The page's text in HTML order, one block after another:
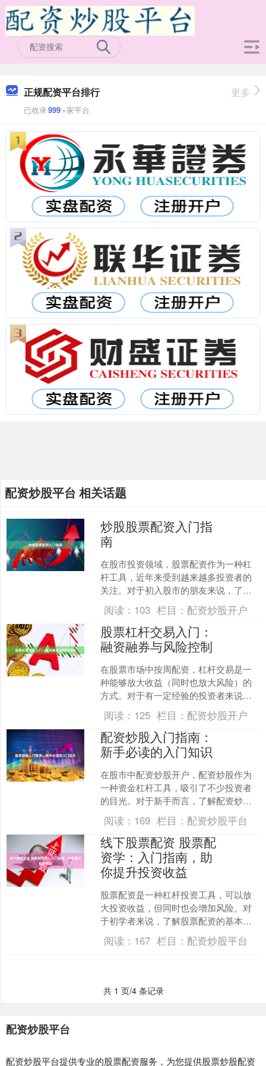
正规配资平台排行
已收录999+家平台
更多
配资炒股平台 相关话题
炒股股票配资入门指
南
在股市投资领域，股票配资作为一种杠
杆工具，近年来受到越来越多投资者的
关注。对于初入股市的朋友来说，了解
配资的基本概念、运作模式及潜在风
险，是迈向理性投资的第一步....
阅读： 103 栏目： 配资炒股开户
股票杠杆交易入门：
融资融券与风险控制
在股票市场中按周配资，杠杆交易是一
种能够放大收益（同时也放大风险）的
方式。对于有一定经验的投资者来说，
融资融券是最常见的杠杆交易工具。本
文将带你了解融资融券的基....
阅读： 125 栏目： 配资炒股开户
配资炒股入门指南：
新手必读的入门知识
在股市中配资炒股开户，配资炒股作为
一种资金杠杆工具，吸引了不少投资者
的目光。对于新手而言，了解配资炒股
的基本知识至关重要，既能把握机会，
也能规避风险。本文将为您....
阅读： 169 栏目： 配资炒股平台
线下股票配资 股票配
资学：入门指南，助
你提升投资收益
股票配资是一种杠杆投资工具，可以放
大投资收益，但同时也会增加风险。对
于初学者来说，了解股票配资的基本原
理至关重要。 1. **官方网站：**访问各配
资平台的官方....
阅读： 167 栏目： 配资炒股平台
共 1 页/4 条记录
配资炒股平台
配资炒股平台提供专业的股票配资服务，为您提供股票炒股配资